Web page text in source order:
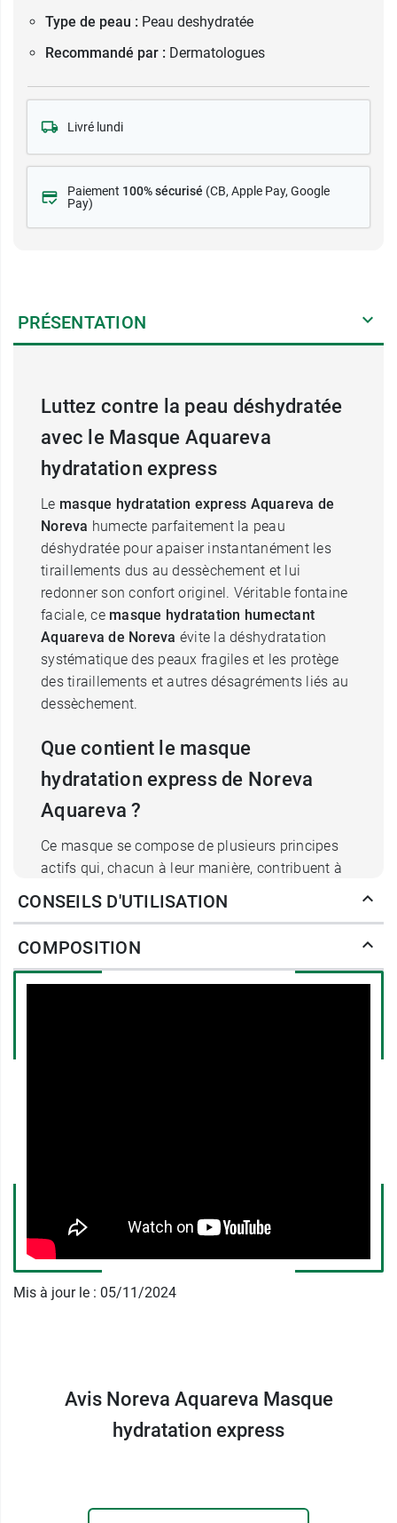
Type de peau : Peau deshydratée
Recommandé par : Dermatologues
Livré lundi
Paiement 100% sécurisé (CB, Apple Pay, Google
Pay)
PRÉSENTATION
Luttez contre la peau déshydratée
avec le Masque Aquareva
hydratation express
Le masque hydratation express Aquareva de
Noreva humecte parfaitement la peau
déshydratée pour apaiser instantanément les
tiraillements dus au dessèchement et lui
redonner son confort originel. Véritable fontaine
faciale, ce masque hydratation humectant
Aquareva de Noreva évite la déshydratation
systématique des peaux fragiles et les protège
des tiraillements et autres désagréments liés au
dessèchement.
Que contient le masque
hydratation express de Noreva
Aquareva ?
Ce masque se compose de plusieurs principes
actifs qui, chacun à leur manière, contribuent à
ressourcer et repulper la barrière cutanée. Il
contient notamment de laglycérine
particulièrement appréciée des peaux
déshydratées. Son action permet de combler les
hydrocapteurs d’acide hyaluronique réticulé
permettent de prolonger une bonne hydratation,
même après son application. Enfin, Il active les
canaux de circulation d’eau pour une
ultra hydratant et repulpant qui apporte réconfort
et une peau oxygénée au réveil !
CONSEILS D'UTILISATION
COMPOSITION
Mis à jour le : 05/11/2024
Avis Noreva Aquareva Masque
hydratation express